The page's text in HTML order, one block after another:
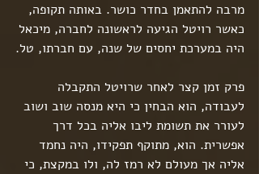
מרבה להתאמן בחדר כושר. באותה תקופה,
כאשר רויטל הגיעה לראשונה לחברה, מיכאל
היה במערכת יחסים של שנה, עם חברתו, טל.
פרק זמן קצר לאחר שרויטל התקבלה
לעבודה, הוא הבחין כי היא מנסה שוב ושוב
לעורר את תשומת ליבו אליה בכל דרך
אפשרית. הוא, מתוקף תפקידו, היה נחמד
אליה אך מעולם לא רמז לה, ולו במקצת, כי